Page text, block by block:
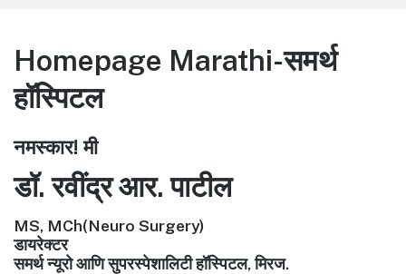
Homepage Marathi-समर्थ
हॉस्पिटल
नमस्कार! मी
डॉ. रवींद्र आर. पाटील
MS, MCh(Neuro Surgery)
डायरेक्टर
समर्थ न्यूरो आणि सुपरस्पेशालिटी हॉस्पिटल, मिरज.